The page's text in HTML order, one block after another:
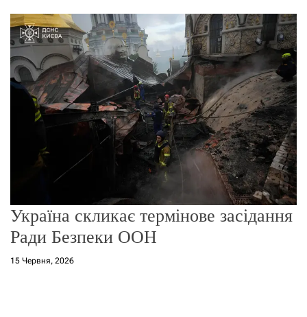
г
о
р
е
ж
и
м
у
Україна скликає термінове засідання
Ради Безпеки ООН
15 Червня, 2026